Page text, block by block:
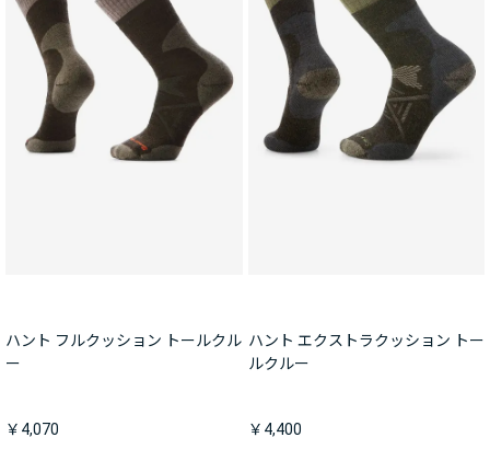
ハント フルクッション トールクル
ー
￥4,070
ハント エクストラクッション トー
ルクルー
￥4,400